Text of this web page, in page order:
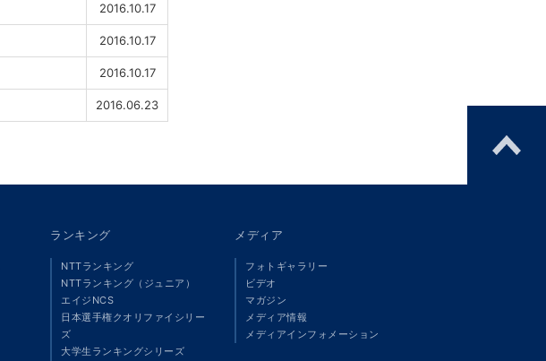
2016.10.17
2016.10.17
2016.10.17
2016.06.23
ランキング
NTTランキング
NTTランキング（ジュニア）
エイジNCS
日本選手権クオリファイシリー
ズ
大学生ランキングシリーズ
メディア
フォトギャラリー
ビデオ
マガジン
メディア情報
メディアインフォメーション